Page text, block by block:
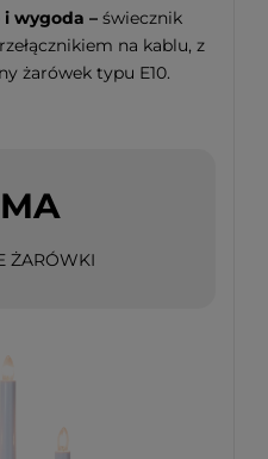
wygoda –świecznik
na kablu, z
żarówek typu E10.
ŻARÓWKI